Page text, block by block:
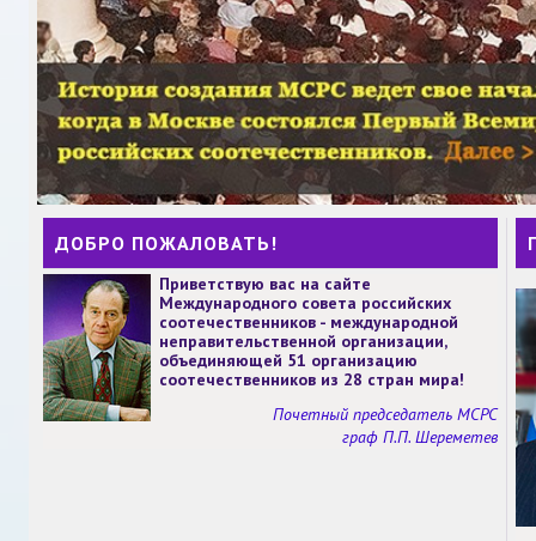
ДОБРО ПОЖАЛОВАТЬ!
Приветствую вас на сайте
Международного совета российских
соотечественников - международной
неправительственной организации,
объединяющей 51 организацию
соотечественников из 28 стран мира!
Почетный председатель МСРС
граф П.П. Шереметев